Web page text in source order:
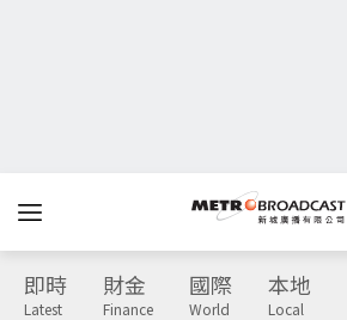
即時
Latest
財金
Finance
國際
World
本地
Local